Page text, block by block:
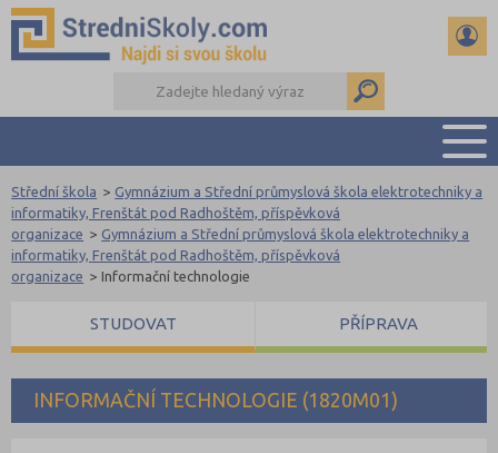
PŘEHLED ŠKOL
PŘÍPRAVA NA PŘIJÍMAČKY
DALŠÍ DRUHY ŠKOL
INFORMAČNÍ TECHNOLOGIE (1820M01)
Střední škola > Gymnázium a Střední průmyslová škola elektrotechniky a
informatiky, Frenštát pod Radhoštěm, příspěvková
organizace > Gymnázium a Střední průmyslová škola elektrotechniky a
informatiky, Frenštát pod Radhoštěm, příspěvková
organizace > Informační technologie
STUDOVAT PŘÍPRAVA